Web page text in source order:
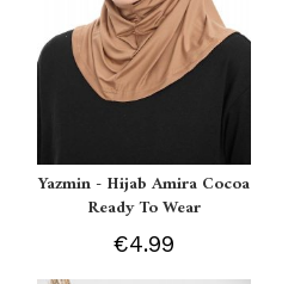
Yazmin - Hijab Amira Cocoa
Ready To Wear
€4.99